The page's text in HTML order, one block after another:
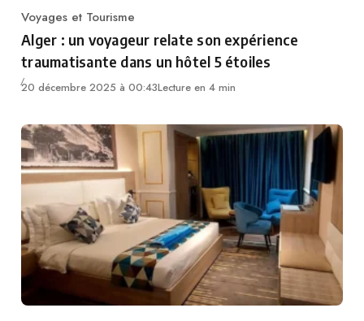
Category
Voyages et Tourisme
Alger : un voyageur relate son expérience
traumatisante dans un hôtel 5 étoiles
20 décembre 2025 à 00:43Lecture en 4 min